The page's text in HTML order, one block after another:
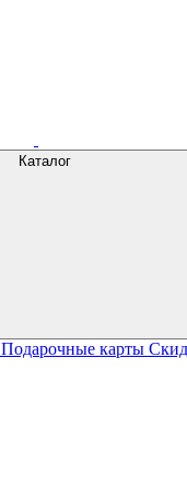
Каталог
Подарочные карты